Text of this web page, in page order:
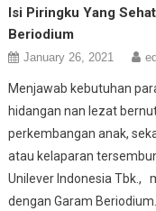
Isi Piringku Yang
Beriodium
January 26, 2021
Menjawab kebutuhan
hidangan nan lezat
perkembangan anak,
atau kelaparan
Unilever Indonesia Tbk.,
dengan Garam